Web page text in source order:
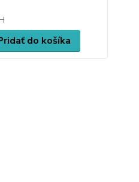
do košíka